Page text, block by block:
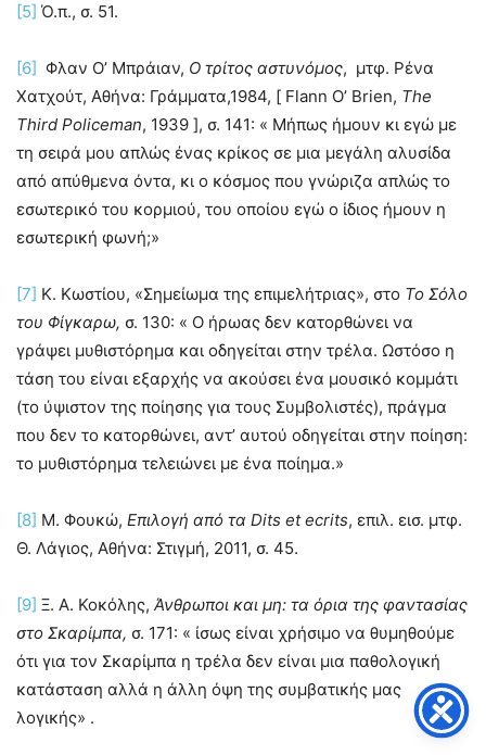
[5] Ό.π., σ. 51.
[6] Φλαν Ο’ Μπράιαν, Ο τρίτος αστυνόμος, μτφ. Ρένα
Χατχούτ, Αθήνα: Γράμματα,1984, [ Flann O’ Brien, The
Third Policeman, 1939 ], σ. 141: « Μήπως ήμουν κι εγώ με
τη σειρά μου απλώς ένας κρίκος σε μια μεγάλη αλυσίδα
από απύθμενα όντα, κι ο κόσμος που γνώριζα απλώς το
εσωτερικό του κορμιού, του οποίου εγώ ο ίδιος ήμουν η
εσωτερική φωνή;»
[7] Κ. Κωστίου, «Σημείωμα της επιμελήτριας», στο Το Σόλο
του Φίγκαρω, σ. 130: « Ο ήρωας δεν κατορθώνει να
γράψει μυθιστόρημα και οδηγείται στην τρέλα. Ωστόσο η
τάση του είναι εξαρχής να ακούσει ένα μουσικό κομμάτι
(το ύψιστον της ποίησης για τους Συμβολιστές), πράγμα
που δεν το κατορθώνει, αντ’ αυτού οδηγείται στην ποίηση:
το μυθιστόρημα τελειώνει με ένα ποίημα.»
[8] Μ. Φουκώ, Επιλογή από τα Dits et ecrits, επιλ. εισ. μτφ.
Θ. Λάγιος, Αθήνα: Στιγμή, 2011, σ. 45.
[9] Ξ. Α. Κοκόλης, Άνθρωποι και μη: τα όρια της φαντασίας
στο Σκαρίμπα, σ. 171: « ίσως είναι χρήσιμο να θυμηθούμε
ότι για τον Σκαρίμπα η τρέλα δεν είναι μια παθολογική
κατάσταση αλλά η άλλη όψη της συμβατικής μας
λογικής» .